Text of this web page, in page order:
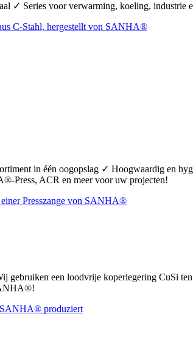
✓ Series voor verwarming, koeling,
in één oogopslag ✓ Hoogwaardig en
Press, ACR en meer voor uw projecten!
gebruiken een loodvrije koperlegering CuSi